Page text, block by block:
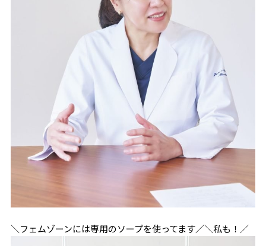
＼フェムゾーンには専用のソープを使ってます／＼私も！／